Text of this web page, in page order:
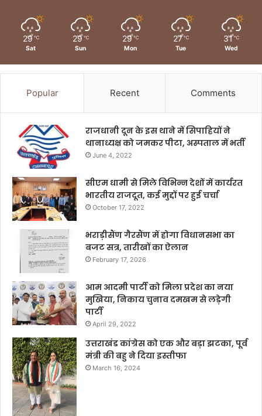
29 ℃
Sat
29 ℃
Sun
29 ℃
Mon
27 ℃
Tue
31 ℃
Wed
Popular Recent Comments
राजधानी दून के इस थाने में सिपाहियों ने
थानाध्यक्ष को जमकर पीटा, अस्पताल में भर्ती
June 4, 2022
सीएम धामी से मिले विभिन्न देशों में कार्यरत
भारतीय राजदूत, कई मुद्दों पर हुई चर्चा
October 17, 2022
भराड़ीसैंण गैरसैंण में होगा विधानसभा का
बजट सत्र, तारीखों का ऐलान
February 17, 2026
आम आदमी पार्टी को मिला प्रदेश का नया
मुखिया, निकाय चुनाव दमखम से लड़ेगी
पार्टी
April 29, 2022
उत्तराखंड कांग्रेस को एक और बड़ा झटका, पूर्व
मंत्री की बहु ने दिया इस्तीफा
March 16, 2024